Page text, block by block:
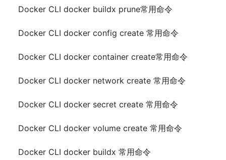
Docker CLI docker buildx prune常用命令
Docker CLI docker config create 常用命令
Docker CLI docker container create常用命令
Docker CLI docker network create 常用命令
Docker CLI docker secret create 常用命令
Docker CLI docker volume create 常用命令
Docker CLI docker buildx 常用命令